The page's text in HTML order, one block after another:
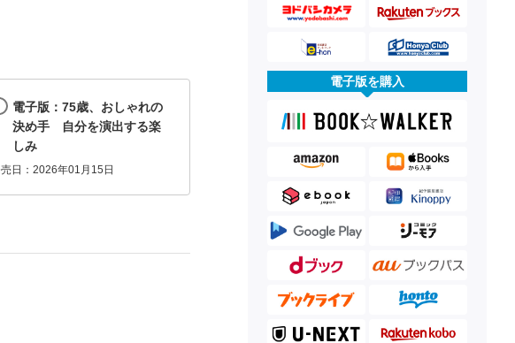
電子版：75歳、おしゃれの
決め手 自分を演出する楽
しみ
日：2026年01月15日
電子版を購入